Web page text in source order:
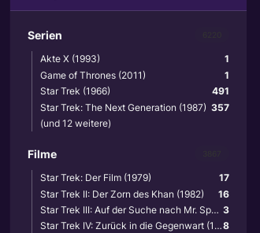
Serien
1
Akte X (1993)
1
Game of Thrones (2011)
491
Star Trek (1966)
357
Star Trek: The Next Generation (1987)
(und 12 weitere)
Filme
17
Star Trek: Der Film (1979)
16
Star Trek II: Der Zorn des Khan (1982)
3
Star Trek III: Auf der Suche nach Mr. Spock (1984)
8
Star Trek IV: Zurück in die Gegenwart (1986)